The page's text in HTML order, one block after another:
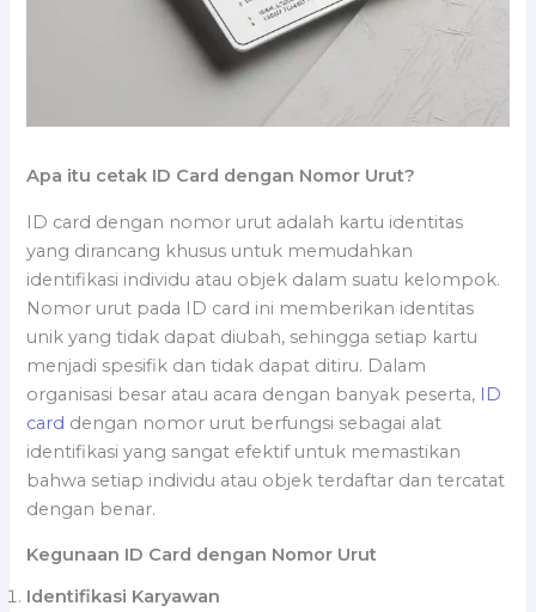
Apa itu cetak ID Card dengan Nomor Urut?
ID card dengan nomor urut adalah kartu identitas
yang dirancang khusus untuk memudahkan
identifikasi individu atau objek dalam suatu kelompok.
Nomor urut pada ID card ini memberikan identitas
unik yang tidak dapat diubah, sehingga setiap kartu
menjadi spesifik dan tidak dapat ditiru. Dalam
organisasi besar atau acara dengan banyak peserta, ID
card dengan nomor urut berfungsi sebagai alat
identifikasi yang sangat efektif untuk memastikan
bahwa setiap individu atau objek terdaftar dan tercatat
dengan benar.
Kegunaan ID Card dengan Nomor Urut
Identifikasi Karyawan